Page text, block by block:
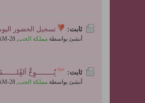
ثابت: تسجيل الحضور
أنشئ بواسطة مملكة الحب,
28-Dec-2009, 01:07 AM
ثابت: بٌَِـــــــــوٍحٍّ
أنشئ بواسطة مملكة الحب,
28-Sep-2009, 01:58 AM